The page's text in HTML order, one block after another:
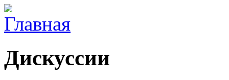
Дискуссии